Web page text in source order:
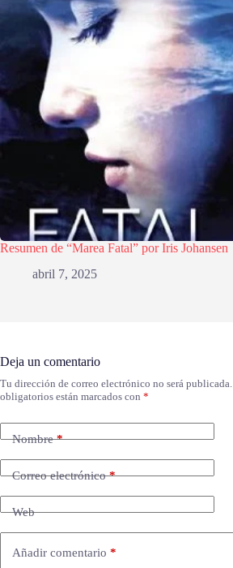
Resumen de “Marea Fatal” por Iris Johansen
abril 7, 2025
Deja un comentario
Tu dirección de correo electrónico no será publicada.
obligatorios están marcados con *
Nombre*
Correo electrónico*
Web
Añadir comentario *